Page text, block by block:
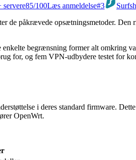
servere85/100Læs anmeldelse#3
de påkrævede opsætningsmetoder.
begrænsning former alt omkring
for, og fem VPN-udbydere testet for
i deres standard firmware.
OpenWrt.